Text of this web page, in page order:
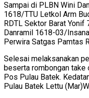
Sampai di PLBN Wini
1618/TTU Letkol Arm
RDTL Sektor Barat
Danramil 1618-03/
Perwira Satgas Pamtas
Selesai melaksanakan
beserta rombongan
Pos Pulau Batek.
Pulau Batek Lettu